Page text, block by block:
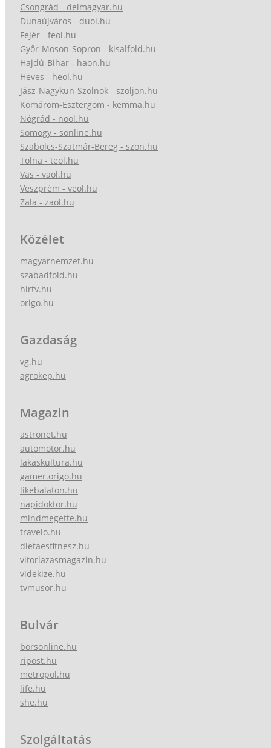
Csongrád - delmagyar.hu
Dunaújváros - duol.hu
Fejér - feol.hu
Győr-Moson-Sopron - kisalfold.hu
Hajdú-Bihar - haon.hu
Heves - heol.hu
Jász-Nagykun-Szolnok - szoljon.hu
Komárom-Esztergom - kemma.hu
Nógrád - nool.hu
Somogy - sonline.hu
Szabolcs-Szatmár-Bereg - szon.hu
Tolna - teol.hu
Vas - vaol.hu
Veszprém - veol.hu
Zala - zaol.hu
Közélet
magyarnemzet.hu
szabadfold.hu
hirtv.hu
origo.hu
Gazdaság
vg.hu
agrokep.hu
Magazin
astronet.hu
automotor.hu
lakaskultura.hu
gamer.origo.hu
likebalaton.hu
napidoktor.hu
mindmegette.hu
travelo.hu
dietaesfitnesz.hu
vitorlazasmagazin.hu
videkize.hu
tvmusor.hu
Bulvár
borsonline.hu
ripost.hu
metropol.hu
life.hu
she.hu
Szolgáltatás